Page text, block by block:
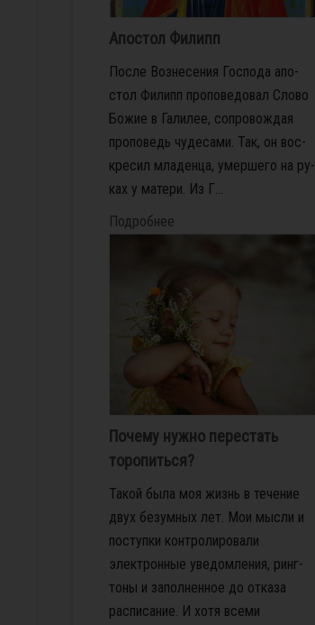
Апостол Филипп
По­сле Воз­не­се­ния Гос­по­да апо­
стол Филипп про­по­ве­до­вал Сло­во
Бо­жие в Га­ли­лее, со­про­вож­дая
про­по­ведь чу­де­са­ми. Так, он вос­
кре­сил мла­ден­ца, умер­ше­го на ру­
ках у ма­те­ри. Из Г...
Подробнее
Почему нужно перестать
торопиться?
Такой была моя жизнь в течение
двух безумных лет. Мои мысли и
поступки контролировали
электронные уведомления, ринг-
тоны и заполненное до отказа
расписание. И хотя всеми